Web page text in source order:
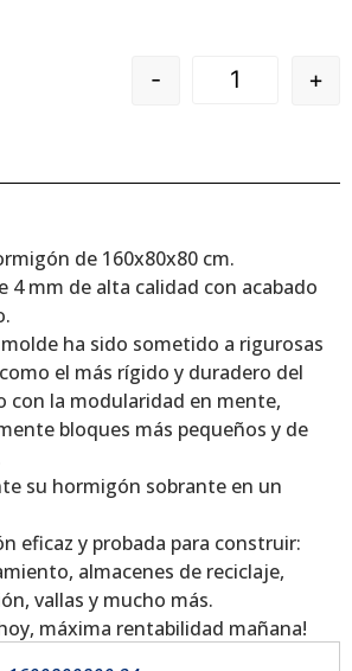
- +
de 160x80x80 cm.
4 mm de alta calidad con acabado
ha sido sometido a rigurosas
el más rígido y duradero del
con la modularidad en mente,
bloques más pequeños y de
su hormigón sobrante en un
eficaz y probada para construir:
almacenes de reciclaje,
vallas y mucho más.
máxima rentabilidad mañana!